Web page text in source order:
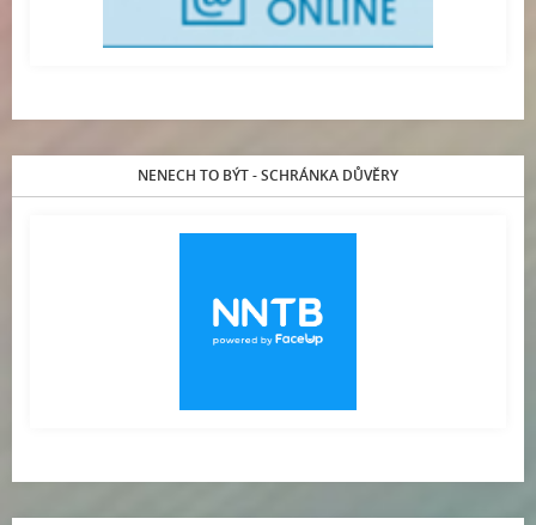
NENECH TO BÝT - SCHRÁNKA DŮVĚRY